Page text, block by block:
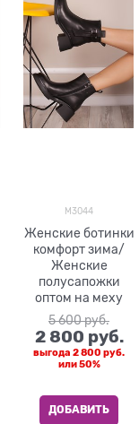
M3044
Женские ботинки
комфорт зима/
Женские
полусапожки
оптом на меху
5 600 руб.
2 800 руб.
выгода 2 800 руб.
или50%
ДОБАВИТЬ